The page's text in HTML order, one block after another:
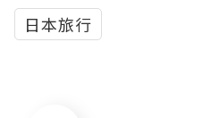
日本旅行